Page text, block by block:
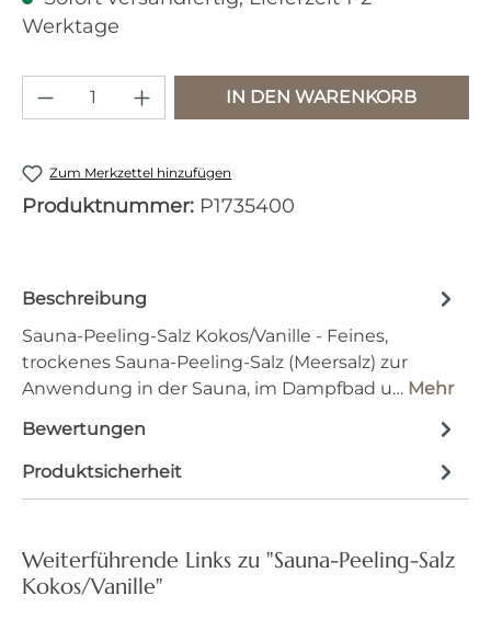
Werktage
Produkt Anzahl: Gib den
IN DEN WARENKORB
Zum Merkzettel hinzufügen
Produktnummer: P1735400
Beschreibung
Sauna-Peeling-Salz Kokos/Vanille - Feines,
trockenes Sauna-Peeling-Salz (Meersalz) zur
Anwendung in der Sauna, im Dampfbad u… Mehr
Bewertungen
Produktsicherheit
Weiterführende Links zu "Sauna-Peeling-Salz
Kokos/Vanille"